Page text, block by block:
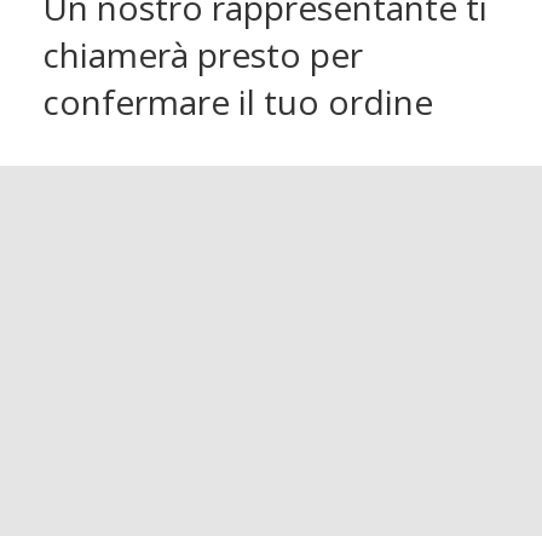
chiamerà presto per
confermare il tuo ordine